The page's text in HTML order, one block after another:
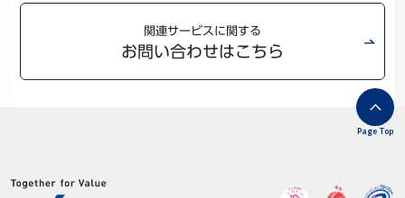
関連サービスに関する
お問い合わせはこちら
Page Top